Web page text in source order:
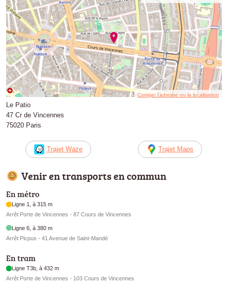
Corriger l’adresse ou la localisation
Le Patio
47 Cr de Vincennes
75020 Paris
Trajet Waze Trajet Maps
Venir en transports en commun
En métro
Ligne 1, à 315 m
Arrêt Porte de Vincennes - 87 Cours de Vincennes
Ligne 6, à 380 m
Arrêt Picpus - 41 Avenue de Saint-Mandé
En tram
Ligne T3b, à 432 m
Arrêt Porte de Vincennes - 103 Cours de Vincennes